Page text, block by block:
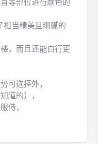
等部位进行颜色的
相当精美且细腻的
，而且还能自行更
可选择外，
道的），
侍，